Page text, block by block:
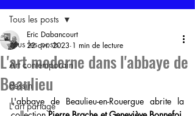
Tous les posts
Art contemporain
dessin
L'art partagé
Tous les posts
L'art moderne dans l'abbaye de
Beaulieu
Eric Dabancourt
22 avr. 2023 1 min de lecture
L'abbaye de Beaulieu-en-Rouergue abrite la